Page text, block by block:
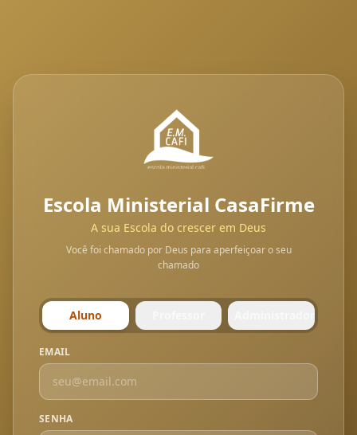
Escola Ministerial CasaFirme
A sua Escola do crescer em Deus
Você foi chamado por Deus para aperfeiçoar o seu
chamado
Aluno
EMAIL
SENHA